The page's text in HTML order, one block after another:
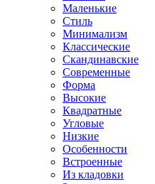
Маленькие
Стиль
Минимализм
Классические
Скандинавские
Современные
Форма
Высокие
Квадратные
Угловые
Низкие
Особенности
Встроенные
Из кладовки